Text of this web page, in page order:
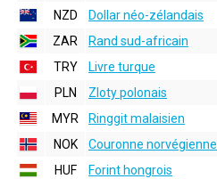
NZD
Dollar néo-zélandais
ZAR
Rand sud-africain
TRY
Livre turque
PLN
Zloty polonais
MYR
Ringgit malaisien
NOK
Couronne norvégienne
HUF
Forint hongrois